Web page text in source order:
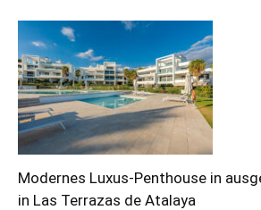
Modernes Luxus-Penthouse in
in Las Terrazas de Atalaya